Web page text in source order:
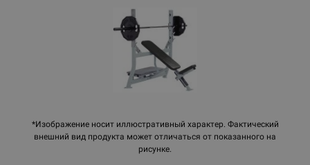
*Изображение носит иллюстративный характер. Фактический
внешний вид продукта может отличаться от показанного на
рисунке.